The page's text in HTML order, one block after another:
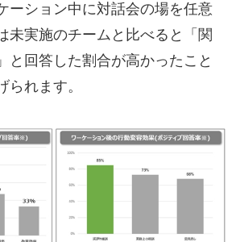
ーション中に対話会の場を任意
未実施のチームと比べると「関
と回答した割合が高かったこと
られます。